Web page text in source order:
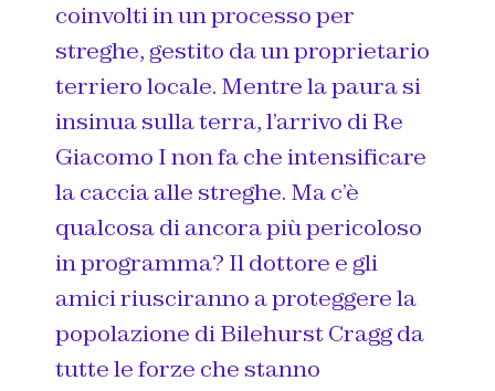
coinvolti in un processo per
streghe, gestito da un proprietario
terriero locale. Mentre la paura si
insinua sulla terra, l’arrivo di Re
Giacomo I non fa che intensificare
la caccia alle streghe. Ma c’è
qualcosa di ancora più pericoloso
in programma? Il dottore e gli
amici riusciranno a proteggere la
popolazione di Bilehurst Cragg da
tutte le forze che stanno